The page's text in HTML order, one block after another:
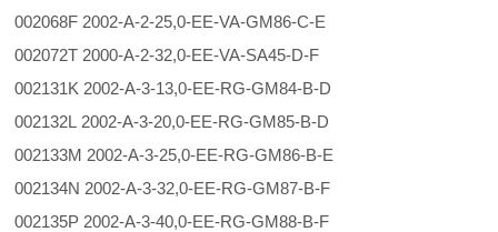
002068F 2002-A-2-25,0-EE-VA-GM86-C-E
002072T 2000-A-2-32,0-EE-VA-SA45-D-F
002131K 2002-A-3-13,0-EE-RG-GM84-B-D
002132L 2002-A-3-20,0-EE-RG-GM85-B-D
002133M 2002-A-3-25,0-EE-RG-GM86-B-E
002134N 2002-A-3-32,0-EE-RG-GM87-B-F
002135P 2002-A-3-40,0-EE-RG-GM88-B-F